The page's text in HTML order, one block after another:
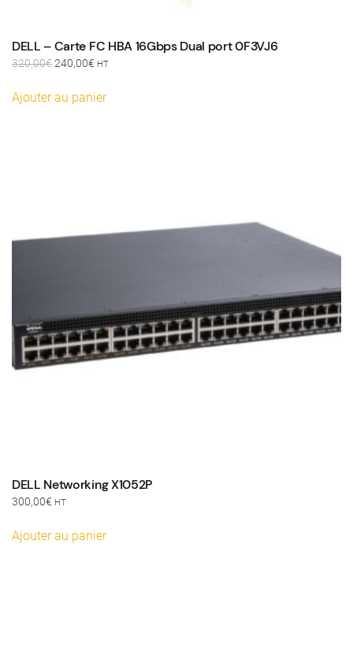
DELL – Carte FC HBA 16Gbps Dual port 0F3VJ6
320,00€Le
initial
240,00€ Le
actuel
HT
Ajouter au panier
DELL Networking X1052P
300,00€ HT
Ajouter au panier